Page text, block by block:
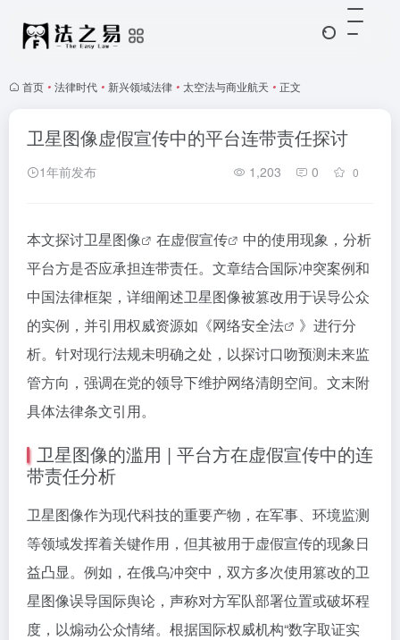
首页 • 法律时代 • 新兴领域法律 • 太空法与商业航天 • 正文
卫星图像虚假宣传中的平台连带责任探讨
1年前发布 1,203 0 0
本文探讨卫星图像 在虚假宣传
中的使用现象，分析
平台方是否应承担连带责任。文章结合国际冲突案例和
中国法律框架，详细阐述卫星图像被篡改用于误导公众
的实例，并引用权威资源如《网络安全法
》进行分
析。针对现行法规未明确之处，以探讨口吻预测未来监
管方向，强调在党的领导下维护网络清朗空间。文末附
具体法律条文引用。
卫星图像的滥用 | 平台方在虚假宣传中的连
带责任分析
卫星图像作为现代科技的重要产物，在军事、环境监测
等领域发挥着关键作用，但其被用于虚假宣传的现象日
益凸显。例如，在俄乌冲突中，双方多次使用篡改的卫
星图像误导国际舆论，声称对方军队部署位置或破坏程
度，以煽动公众情绪。根据国际权威机构“数字取证实